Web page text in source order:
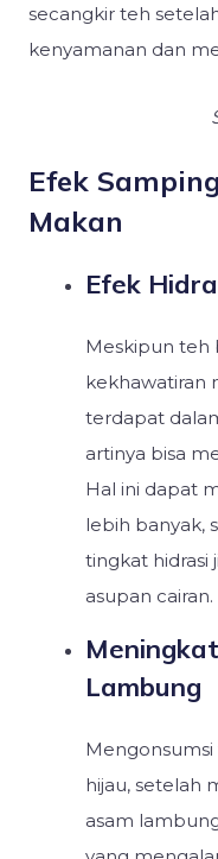
secangkir teh
kenyamanan dan
Efek
Makan
Efek
Meskipun teh
kekhawatiran
terdapat
artinya bisa
Hal ini dapat
lebih banyak,
tingkat hidrasi
asupan cairan.
Lambung
hijau, setelah
asam